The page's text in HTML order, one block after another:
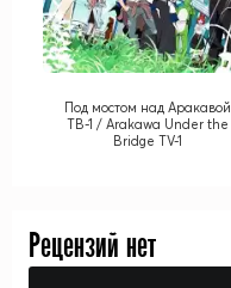
Под мостом над Аракавой
ТВ-1 / Arakawa Under the
Bridge TV-1
Рецензий нет